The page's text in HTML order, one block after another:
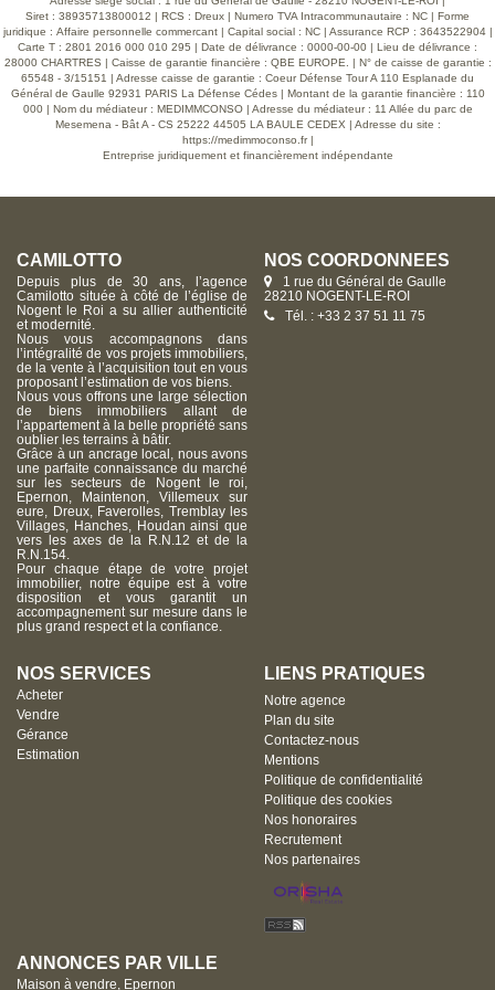
Siret : 38935713800012 | RCS : Dreux | Numero TVA Intracommunautaire : NC | Forme
juridique : Affaire personnelle commercant | Capital social : NC | Assurance RCP : 3643522904 |
Carte T : 2801 2016 000 010 295 | Date de délivrance : 0000-00-00 | Lieu de délivrance :
28000 CHARTRES | Caisse de garantie financière : QBE EUROPE. | N° de caisse de garantie :
65548 - 3/15151 | Adresse caisse de garantie : Coeur Défense Tour A 110 Esplanade du
Général de Gaulle 92931 PARIS La Défense Cédes | Montant de la garantie financière : 110
000 | Nom du médiateur : MEDIMMCONSO | Adresse du médiateur : 11 Allée du parc de
Mesemena - Bât A - CS 25222 44505 LA BAULE CEDEX | Adresse du site :
https://medimmoconso.fr|
Entreprise juridiquement et financièrement indépendante
CAMILOTTO
Depuis plus de 30 ans, l’agence
Camilotto située à côté de l’église de
Nogent le Roi a su allier authenticité
et modernité.
Nous vous accompagnons dans
l’intégralité de vos projets immobiliers,
de la vente à l’acquisition tout en vous
proposant l’estimation de vos biens.
Nous vous offrons une large sélection
de biens immobiliers allant de
l’appartement à la belle propriété sans
oublier les terrains à bâtir.
Grâce à un ancrage local, nous avons
une parfaite connaissance du marché
sur les secteurs de Nogent le roi,
Epernon, Maintenon, Villemeux sur
eure, Dreux, Faverolles, Tremblay les
Villages, Hanches, Houdan ainsi que
vers les axes de la R.N.12 et de la
R.N.154.
Pour chaque étape de votre projet
immobilier, notre équipe est à votre
disposition et vous garantit un
accompagnement sur mesure dans le
plus grand respect et la confiance.
NOS COORDONNÉES
1 rue du Général de Gaulle
28210 NOGENT-LE-ROI
Tél. : +33 2 37 51 11 75
NOS SERVICES
Acheter
Vendre
Gérance
Estimation
LIENS PRATIQUES
Notre agence
Plan du site
Contactez-nous
Mentions
Politique de confidentialité
Politique des cookies
Nos honoraires
Recrutement
Nos partenaires
ANNONCES PAR VILLE
Maison à vendre, Epernon